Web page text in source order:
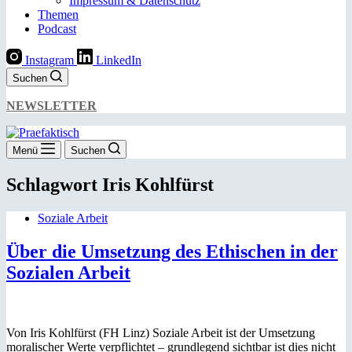
Themen
Podcast
Instagram LinkedIn
Suchen
NEWSLETTER
Menü Suchen
Schlagwort Iris Kohlfürst
Soziale Arbeit
Über die Umsetzung des Ethischen in der
Sozialen Arbeit
Von Iris Kohlfürst (FH Linz) Soziale Arbeit ist der Umsetzung
moralischer Werte verpflichtet – grundlegend sichtbar ist dies nicht